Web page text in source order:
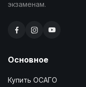
экзаменам.
Основное
Купить ОСАГО